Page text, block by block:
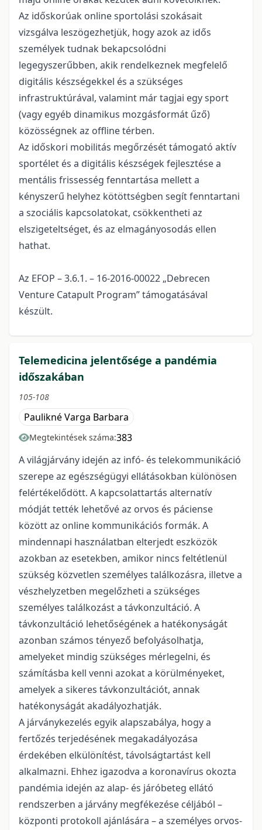
Az időskorúak online sportolási szokásait
vizsgálva leszögezhetjük, hogy azok az idős
személyek tudnak bekapcsolódni
legegyszerűbben, akik rendelkeznek megfelelő
digitális készségekkel és a szükséges
infrastruktúrával, valamint már tagjai egy sport
(vagy egyéb dinamikus mozgásformát űző)
közösségnek az offline térben.
Az időskori mobilitás megőrzését támogató aktív
sportélet és a digitális készségek fejlesztése a
mentális frissesség fenntartása mellett a
kényszerű helyhez kötöttségben segít fenntartani
a szociális kapcsolatokat, csökkentheti az
elszigeteltséget, és az elmagányosodás ellen
hathat.
Az EFOP – 3.6.1. – 16-2016-00022 „Debrecen
Venture Catapult Program” támogatásával
készült.
Telemedicina jelentősége a pandémia
időszakában
105-108
Paulikné Varga Barbara
Megtekintések száma:383
A világjárvány idején az infó- és telekommunikáció
szerepe az egészségügyi ellátásokban különösen
felértékelődött. A kapcsolattartás alternatív
módját tették lehetővé az orvos és páciense
között az online kommunikációs formák. A
mindennapi használatban elterjedt eszközök
azokban az esetekben, amikor nincs feltétlenül
szükség közvetlen személyes találkozásra, illetve a
vészhelyzetben megelőzheti a szükséges
személyes találkozást a távkonzultáció. A
távkonzultáció lehetőségének a hatékonyságát
azonban számos tényező befolyásolhatja,
amelyeket mindig szükséges mérlegelni, és
számításba kell venni azokat a körülményeket,
amelyek a sikeres távkonzultációt, annak
hatékonyságát akadályozhatják.
A járványkezelés egyik alapszabálya, hogy a
fertőzés terjedésének megakadályozása
érdekében elkülönítést, távolságtartást kell
alkalmazni. Ehhez igazodva a koronavírus okozta
pandémia idején az alap- és járóbeteg ellátó
rendszerben a járvány megfékezése céljából –
központi protokoll ajánlására – a személyes orvos-